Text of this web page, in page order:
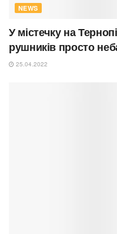
NEWS
У містечку на
рушників просто
25.04.2022